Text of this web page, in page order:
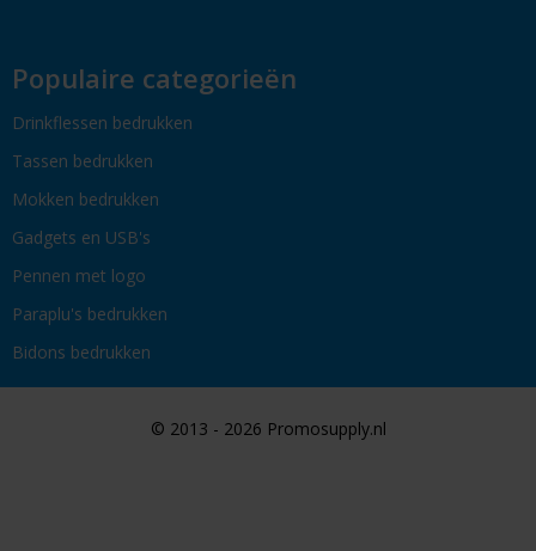
Populaire categorieën
Drinkflessen bedrukken
Tassen bedrukken
Mokken bedrukken
Gadgets en USB's
Pennen met logo
Paraplu's bedrukken
Bidons bedrukken
© 2013 - 2026 Promosupply.nl